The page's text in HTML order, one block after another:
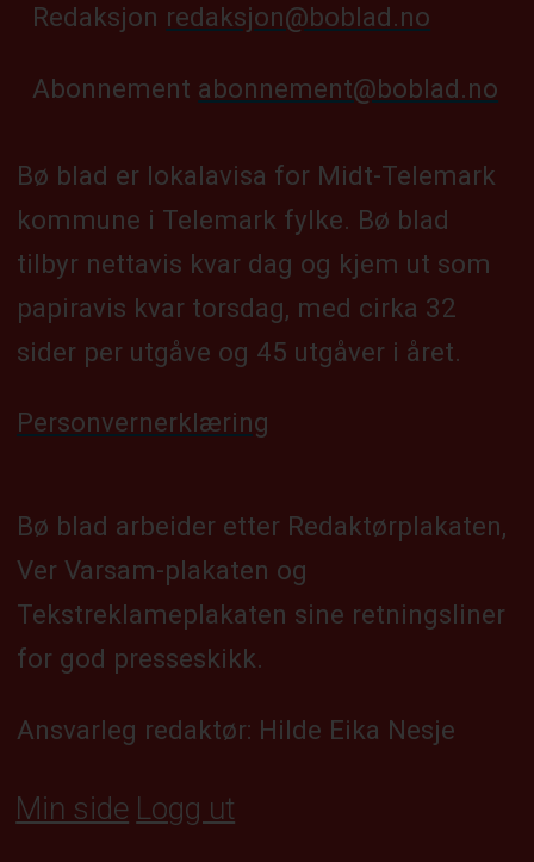
Redaksjon redaksjon@boblad.no
Abonnement abonnement@boblad.no
Bø blad er lokalavisa for Midt-Telemark
kommune i Telemark fylke. Bø blad
tilbyr nettavis kvar dag og kjem ut som
papiravis kvar torsdag, med cirka 32
sider per utgåve og 45 utgåver i året.
Personvernerklæring
Bø blad arbeider etter Redaktørplakaten,
Ver Varsam-plakaten og
Tekstreklameplakaten sine retningsliner
for god presseskikk.
Ansvarleg redaktør: Hilde Eika Nesje
Min side Logg ut